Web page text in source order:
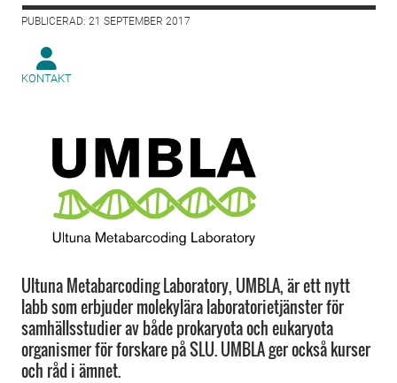
PUBLICERAD: 21 SEPTEMBER 2017
KONTAKT
Ultuna Metabarcoding Laboratory, UMBLA, är ett nytt
labb som erbjuder molekylära laboratorietjänster för
samhällsstudier av både prokaryota och eukaryota
organismer för forskare på SLU. UMBLA ger också kurser
och råd i ämnet.